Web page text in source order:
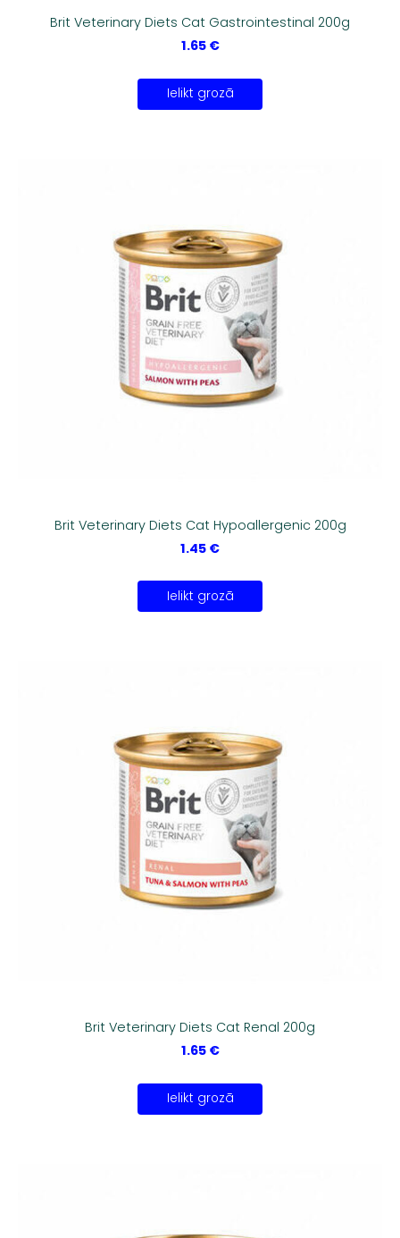
Brit Veterinary Diets Cat Gastrointestinal 200g
1.65 €
Ielikt grozā
Brit Veterinary Diets Cat Hypoallergenic 200g
1.45 €
Ielikt grozā
Brit Veterinary Diets Cat Renal 200g
1.65 €
Ielikt grozā